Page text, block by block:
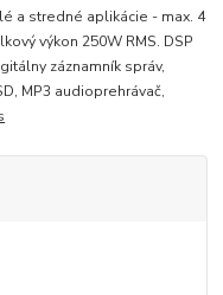
a stredné aplikácie - max. 4
výkon 250W RMS. DSP
záznamník správ,
MP3 audioprehrávač,